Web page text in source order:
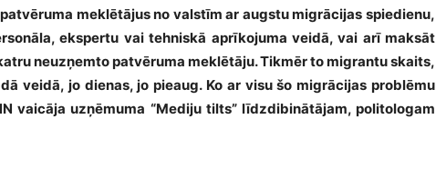
meklētājus no valstīm ar augstu migrācijas spiedienu,
ekspertu vai tehniskā aprīkojuma veidā, vai arī maksāt
neuzņemto patvēruma meklētāju. Tikmēr to migrantu skaits,
veidā, jo dienas, jo pieaug. Ko ar visu šo migrācijas problēmu
vaicāja uzņēmuma “Mediju tilts” līdzdibinātājam, politologam